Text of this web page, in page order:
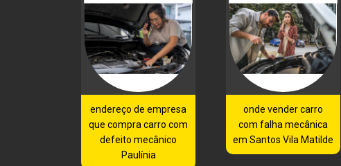
endereço de empresa
que compra carro com
defeito mecânico
Paulínia
onde vender carro
com falha mecânica
em Santos Vila Matilde